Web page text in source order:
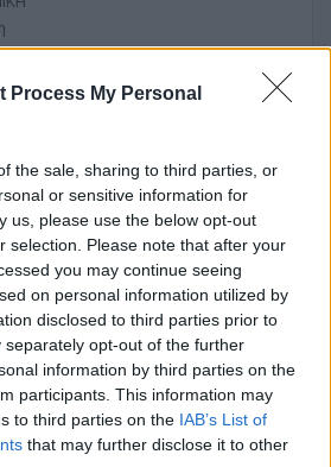
Process My Personal
the sale, sharing to third parties, or
or sensitive information for
us, please use the below opt-out
selection. Please note that after your
you may continue seeing
on personal information utilized by
disclosed to third parties prior to
separately opt-out of the further
information by third parties on the
participants. This information may
to third parties on the IAB’s List of
that may further disclose it to other
1